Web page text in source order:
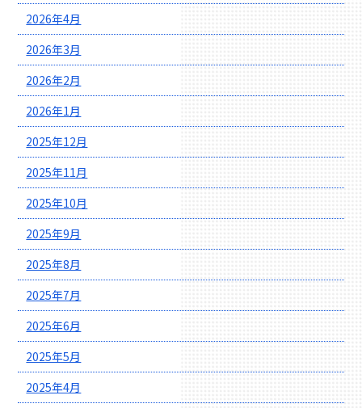
2026年4月
2026年3月
2026年2月
2026年1月
2025年12月
2025年11月
2025年10月
2025年9月
2025年8月
2025年7月
2025年6月
2025年5月
2025年4月